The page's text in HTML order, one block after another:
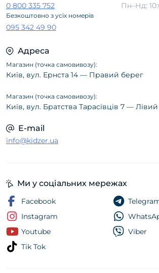
0 800 335 752
Безкоштовно з усіх номерів
095 342 49 90
Пн–Нд:
Адреса
Магазин (точка самовивозу):
Київ, вул. Ернста 14 — Правий берег
Магазин (точка самовивозу):
Київ, вул. Братства Тарасівців 7 —
E-mail
info@kidzer.ua
Ми у соціальних мережах
Facebook
Instagram
Youtube
Tik Tok
Viber